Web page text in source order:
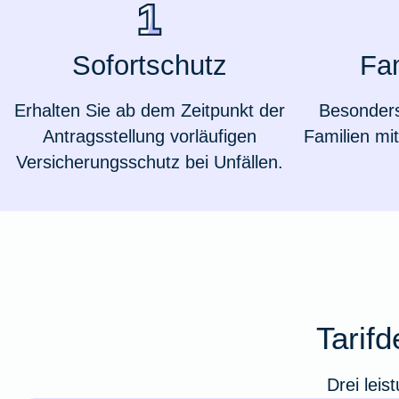
Ausstellungsversicherung
Valorenversicherung
Oldtimersammlungsversicherung
Sofortschutz
Erhalten Sie ab dem Zeitpunkt der
Antragsstellung vorläufigen
Versicherungsschutz bei Unfällen.
Familien
Drei